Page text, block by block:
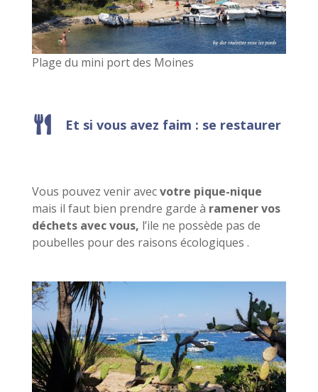
Plage du mini port des Moines
Et si vous avez faim : se restaurer
Vous pouvez venir avecvotre pique-nique
mais il faut bien prendre garde à ramener vos
déchets avec vous, l’ile ne possède pas de
poubelles pour des raisons écologiques .